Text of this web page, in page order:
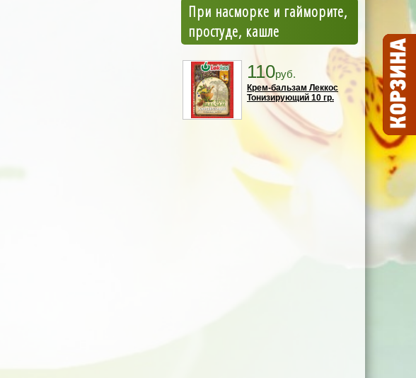
При насморке и гайморите,
простуде, кашле
110руб.
Крем-бальзам Леккос
Тонизирующий 10 гр.